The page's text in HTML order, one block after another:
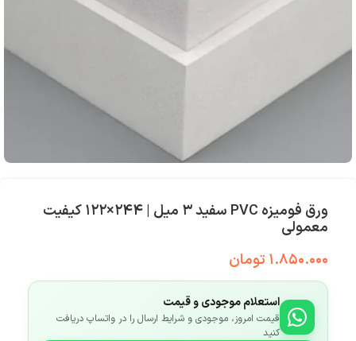
ورق فومیزه PVC سفید ۳ میل | ۲۴۴×۱۲۲ کیفیت
معمولی
۱.۸۵۰.۰۰۰ تومان
استعلام موجودی و قیمت
قیمت امروز، موجودی و شرایط ارسال را در واتساپ دریافت
کنید